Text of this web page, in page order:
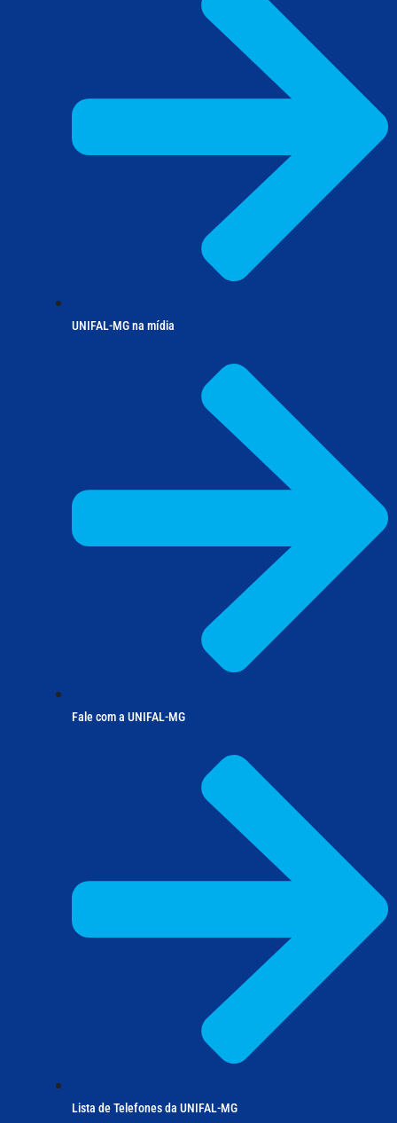
UNIFAL-MG na mídia
Fale com a UNIFAL-MG
Lista de Telefones da UNIFAL-MG